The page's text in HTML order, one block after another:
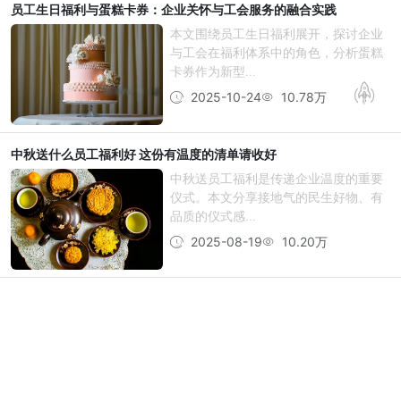
员工生日福利与蛋糕卡券：企业关怀与工会服务的融合实践
本文围绕员工生日福利展开，探讨企业
与工会在福利体系中的角色，分析蛋糕
卡券作为新型...
2025-10-24
10.78万
中秋送什么员工福利好 这份有温度的清单请收好
中秋送员工福利是传递企业温度的重要
仪式。本文分享接地气的民生好物、有
品质的仪式感...
2025-08-19
10.20万